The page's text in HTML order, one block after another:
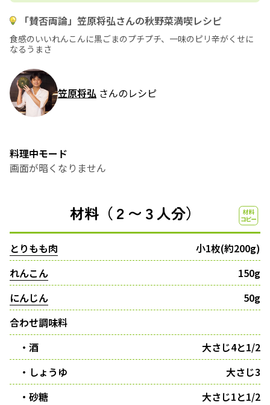
「賛否両論」笠原将弘さんの秋野菜満喫レシピ
食感のいいれんこんに黒ごまのプチプチ、一味のピリ辛がくせに
なるうまさ
笠原将弘 さんのレシピ
料理中モード
画面が暗くなりません
材料（２〜３人分）
とりもも肉
小1枚(約200g)
れんこん
150g
にんじん
50g
合わせ調味料
・酒
大さじ4と1/2
・しょうゆ
大さじ3
・砂糖
大さじ1と1/2